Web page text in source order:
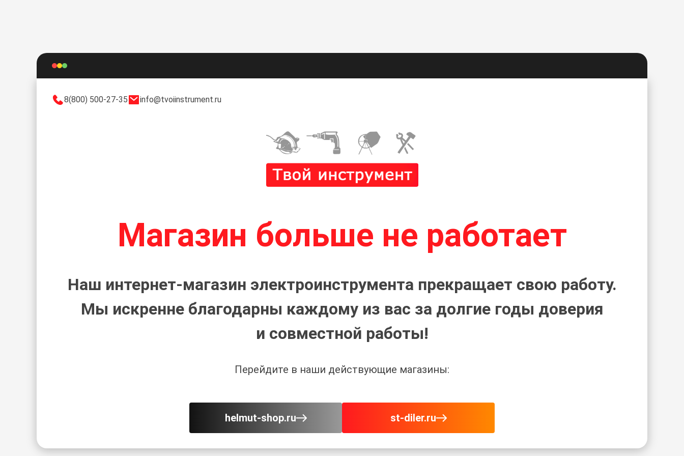
8(800) 500-27-35 info@tvoiinstrument.ru
Магазин больше не работает
Наш интернет-магазин электроинструмента прекращает свою работу.
Мы искренне благодарны каждому из вас за долгие годы доверия
и совместной работы!
Перейдите в наши действующие магазины:
helmut-shop.ru st-diler.ru